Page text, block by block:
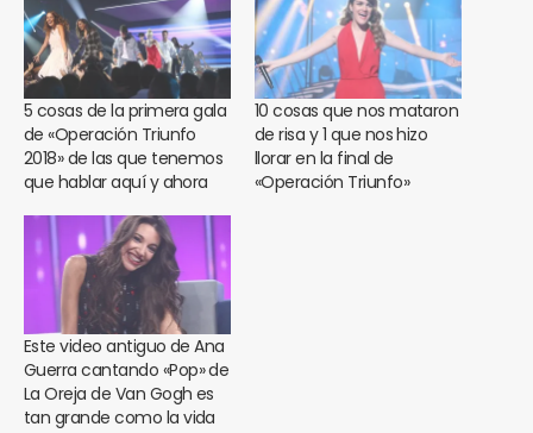
5 cosas de la primera gala
de «Operación Triunfo
2018» de las que tenemos
que hablar aquí y ahora
10 cosas que nos mataron
de risa y 1 que nos hizo
llorar en la final de
«Operación Triunfo»
Este video antiguo de Ana
Guerra cantando «Pop» de
La Oreja de Van Gogh es
tan grande como la vida